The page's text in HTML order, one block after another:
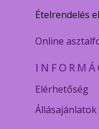
Ételrendelés
Online
Elérhetőség
Állásajánlatok